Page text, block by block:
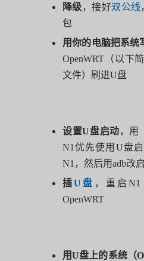
降级 ，接好双公线
包
用你的电脑把系统
OpenWRT （以下
文件）刷进U盘
设置U盘启动 ，用
N1 优先使用 U盘
N1 ，然后用adb改
插U 盘 ，重启N1
OpenWRT
用U盘上的系统（